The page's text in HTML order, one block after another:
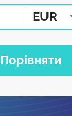
EUR
Порівняти